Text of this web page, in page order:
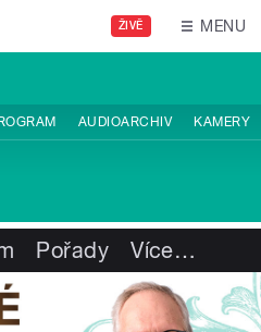
ŽIVĚ MENU
AUDIOARCHIV KAMERY
Pořady Více…